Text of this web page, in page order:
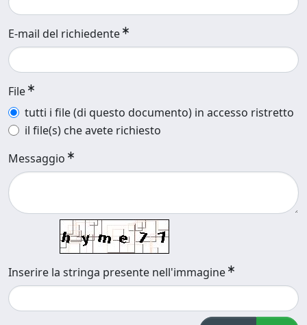
E-mail del richiedente
File
tutti i file (di questo documento) in accesso ristretto
il file(s) che avete richiesto
Messaggio
Inserire la stringa presente nell'immagine